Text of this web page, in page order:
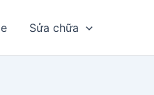
Sửa chữa